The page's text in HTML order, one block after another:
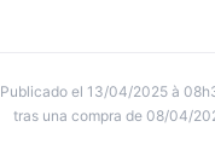
Publicado el 13/04/2025 à
tras una compra de 08/04/